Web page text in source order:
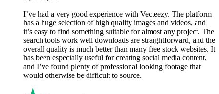
I’ve had a very good experience with Vecteezy. The platform
has a huge selection of high quality images and videos, and
it’s easy to find something suitable for almost any project. The
search tools work well downloads are straightforward, and the
overall quality is much better than many free stock websites. It
has been especially useful for creating social media content,
and I’ve found plenty of professional looking footage that
would otherwise be difficult to source.